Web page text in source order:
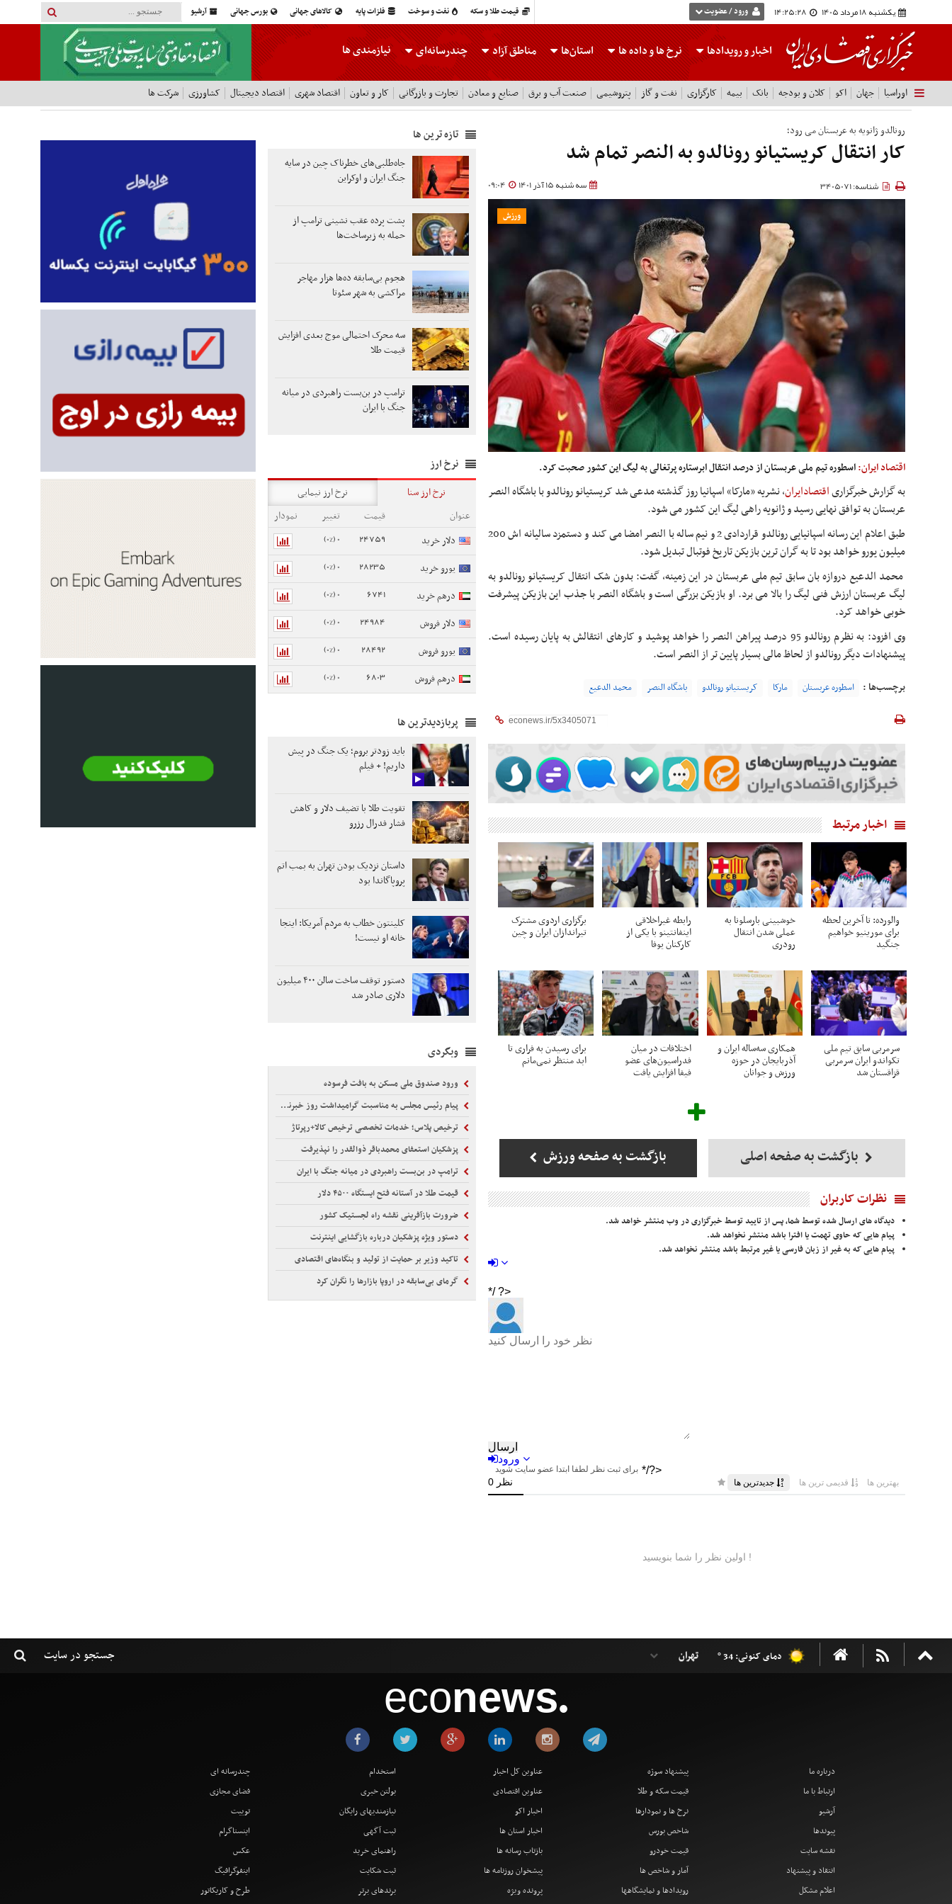
قیمت طلا و سکه نفت و سوخت فلزات پایه کالاهای جهانی بورس جهانی آرشیو یکشنبه 18 مرداد 1405 14:25:29 ورود / عضویت
اخبار و رویدادها نرخ هاو داده ها استان‌ها مناطق آزاد چندرسانه‌ای نیازمندی ها
اوراسیا جهان اکو کلان و بودجه بانک بیمه کارگزاری نفت و گاز پتروشیمی صنعت آب و برق صنایع و معادن تجارت و بازرگانی کار و تعاون اقتصاد شهری اقتصاد دیجیتال کشاورزی شرکت ها
رونالدو ژانویه به عربستان می رود؛
کار انتقال کریستیانو رونالدو به النصر تمام شد
سه شنبه 15 آذر 1401 09:04 شناسه: 3405071
ورزش
اقتصاد ایران:اسطوره تیم ملی عربستان از درصد انتقال ابرستاره پرتغالی به لیگ این کشور صحبت کرد.
به گزارش خبرگزاریاقتصادایران،نشریه «مارکا» اسپانیا روز گذشته مدعی شد کریستیانو رونالدو با باشگاه النصر
عربستان به توافق نهایی رسید و ژانویه راهی لیگ این کشور می شود.
طبق اعلام این رسانه اسپانیایی رونالدو قراردادی 2 و نیم ساله با النصر امضا می کند و دستمزد سالیانه اش 200
میلیون یورو خواهد بود تا به گران ترین بازیکن تاریخ فوتبال تبدیل شود.
محمد الدعیع دروازه بان سابق تیم ملی عربستان در این زمینه، گفت: بدون شک انتقال کریستیانو رونالدو به
لیگ عربستان ارزش فنی لیگ را بالا می برد. او بازیکن بزرگی است و باشگاه النصر با جذب این بازیکن پیشرفت
خوبی خواهد کرد.
وی افزود: به نظرم رونالدو 95 درصد پیراهن النصر را خواهد پوشید و کارهای انتقالش به پایان رسیده است.
پیشنهادات دیگر رونالدو از لحاظ مالی بسیار پایین تر از النصر است.
برچسب‌ها : اسطوره عربستان مارکا کریستیانو رونالدو باشگاه النصر محمد الدعیع
اخبار مرتبط
والورده: تا آخرین لحظه
برای مورینیو خواهیم
جنگید
خوشبینی بارسلونا به
عملی شدن انتقال
رودری
رابطه غیراخلاقی
اینفانتینو با یکی از
کارکنان یوفا
برگزاری اردوی مشترک
تیراندازان ایران و چین
سرمربی سابق تیم ملی
تکواندو ایران سرمربی
قزاقستان شد
همکاری سه‌ساله ایران و
آذربایجان در حوزه
ورزش و جوانان
اختلافات در میان
فدراسیون‌های عضو
فیفا افزایش یافت
برای رسیدن به فراری تا
ابد منتظر نمی‌مانم
بازگشت به صفحه اصلی بازگشت به صفحه ورزش
نظرات کاربران
دیدگاه های ارسال شده توسط شما، پس از تایید توسط خبرگزاری در وب منتشر خواهد شد.
پیام هایی که حاوی تهمت یا افترا باشد منتشر نخواهد شد.
پیام هایی که به غیر از زبان فارسی یا غیر مرتبط باشد منتشر نخواهد شد.
تازه ترین ها
جاه‌طلبی‌های خطرناک چین در سایه
جنگ‌ ایران و اوکراین
پشت پرده عقب نشینی ترامپ از
حمله به زیرساخت‌ها
هجوم بی‌سابقه ده‌ها هزار مهاجر
مراکشی به شهر سئوتا
سه محرک احتمالی موج بعدی افزایش
قیمت طلا
ترامپ در بن‌بست راهبردی در میانه
جنگ با ایران
نرخ ارز
نرخ ارز سنا
نرخ ارز نیمایی
عنوان
قیمت تغییر
نمودار
دلار خرید
24759
0 (0%)
یورو خرید 28235
0 (0%)
درهم خرید 6741
0 (0%)
دلار فروش 24984
0 (0%)
یورو فروش 28492
0 (0%)
درهم فروش 6803
0 (0%)
پربازدیدترین ها
باید زودتر بروم؛ یک جنگ در پیش
داریم! + فیلم
تقویت طلا با تضیف دلار و کاهش
فشار فدرال رزرو
داستان نزدیک بودن تهران به بمب اتم
پروپاگاندا بود
کلینتون خطاب به مردم آمریکا: اینجا
خانه او نیست!
دستور توقف ساخت سالن ۴۰۰ میلیون
دلاری صادر شد
وبگردی
ورود صندوق ملی مسکن به بافت فرسوده
پیام رئیس مجلس به مناسبت گرامیداشت روز خبرنگار
ترخیص پلاس؛ خدمات تخصصی ترخیص کالا+رپرتاژ
پزشکیان استعفای محمدباقر ذوالقدر را نپذیرفت
ترامپ در بن‌بست راهبردی در میانه جنگ با ایران
قیمت طلا در آستانه فتح ایستگاه ۴۵۰۰ دلار
ضرورت بازآفرینی نقشه راه لجستیک کشور
دستور ویژه پزشکیان درباره بازگشایی اینترنت
تاکید وزیر بر حمایت از تولید و بنگاه‌های اقتصادی
گرمای بی‌سابقه در اروپا بازارها را نگران کرد
دمای کنونی: 34 °
econews●
درباره ما
ارتباط با ما
آرشیو
پیوندها
نقشه سایت
انتقاد و پیشنهاد
اعلام مشکل
پیشنهاد سوژه
قیمت سکه و طلا
نرخ ها و نمودارها
شاخص بورس
قیمت خودرو
آمار و شاخص ها
رویدادها و نمایشگاهها
عناوین کل اخبار
عناوین اقتصادی
اخبار اکو
اخبار استان ها
بازتاب رسانه ها
پیشخوان روزنامه ها
پرونده ویژه
استخدام
بولتن خبری
نیازمندیهای رایگان
ثبت آگهی
راهنمای خرید
ثبت شکایت
برندهای برتر
چندرسانه ای
فضای مجازی
توییت
اینستاگرام
عکس
اینفوگرافیگ
طرح و کاریکاتور